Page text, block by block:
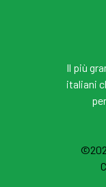
Il più
italiani